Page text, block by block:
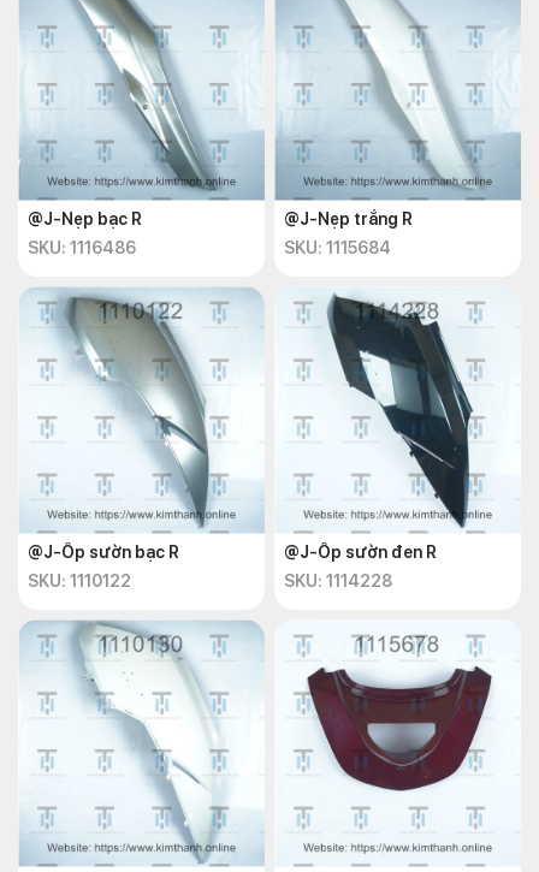
@J-Nẹp bạc R
SKU: 1116486
@J-Nẹp trắng R
SKU: 1115684
@J-Ốp sườn bạc R
SKU: 1110122
@J-Ốp sườn đen R
SKU: 1114228